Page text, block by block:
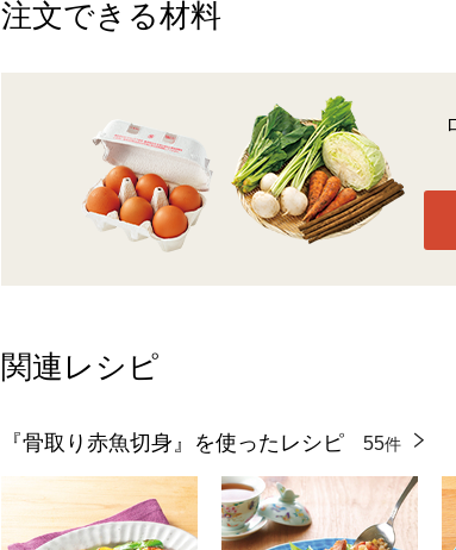
注文できる材料
関連レシピ
『骨取り赤魚切身』を使ったレシピ 55件